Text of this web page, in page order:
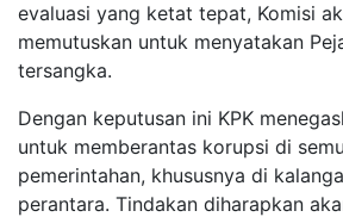
evaluasi yang ketat tepat, Komisi
memutuskan untuk menyatakan
tersangka.
Dengan keputusan ini KPK
untuk memberantas korupsi di
pemerintahan, khususnya di
perantara. Tindakan diharapkan